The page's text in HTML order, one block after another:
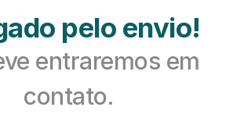
pelo envio!
entraremos em
contato.